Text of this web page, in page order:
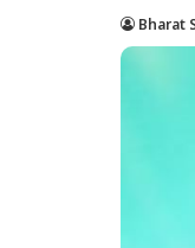
Bharat